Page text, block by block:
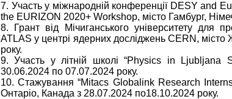
7. Участь у міжнародній конференції DESY and
the EURIZON 2020+ Workshop, місто Гамбург,
8. Грант від Мічиганського університету для
ATLAS у центрі ядерних досліджень CERN,
року.
9. Участь у літній школі “Physics in Ljubljana
30.06.2024 по 07.07.2024 року.
10. Стажування “Mitacs Globalink Research
Онтаріо, Канада з 28.07.2024 по18.10.2024 року.